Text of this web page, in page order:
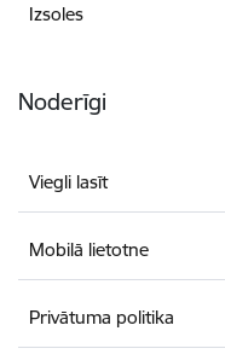
Izsoles
Noderīgi
Viegli lasīt
Mobilā lietotne
Privātuma politika